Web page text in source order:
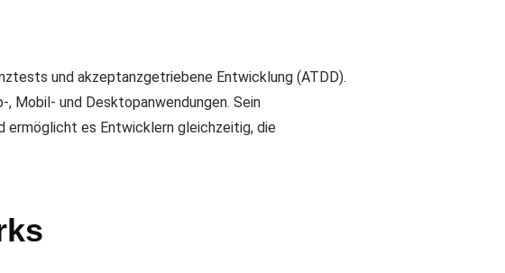
und akzeptanzgetriebene Entwicklung (ATDD).
Mobil- und Desktopanwendungen. Sein
es Entwicklern gleichzeitig, die